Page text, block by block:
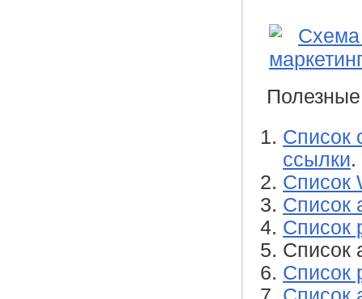
Список
ссылки.
Список
Список
Список
Список
Список